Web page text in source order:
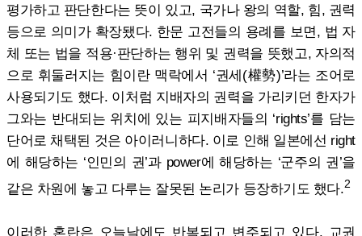
평가하고 판단한다는 뜻이 있고, 국가나 왕의 역할, 힘, 권력
등으로 의미가 확장됐다. 한문 고전들의 용례를 보면, 법 자
체 또는 법을 적용·판단하는 행위 및 권력을 뜻했고, 자의적
으로 휘둘러지는 힘이란 맥락에서 ‘권세(權勢)’라는 조어로
사용되기도 했다. 이처럼 지배자의 권력을 가리키던 한자가
그와는 반대되는 위치에 있는 피지배자들의 ‘rights’를 담는
단어로 채택된 것은 아이러니하다. 이로 인해 일본에선 right
에 해당하는 ‘인민의 권’과 power에 해당하는 ‘군주의 권’을
같은 차원에 놓고 다루는 잘못된 논리가 등장하기도 했다.2
이러한 혼란은 오늘날에도 반복되고 변주되고 있다. 교권